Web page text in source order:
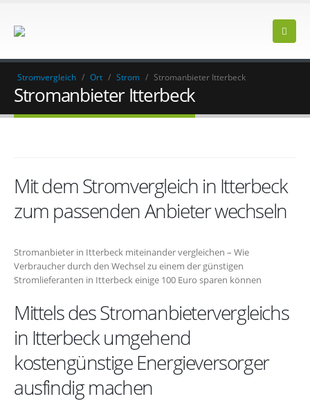
Stromvergleich / Ort / Strom / Stromanbieter Itterbeck
Stromanbieter Itterbeck
Mit dem Stromvergleich in Itterbeck
zum passenden Anbieter wechseln
Stromanbieter in Itterbeck miteinander vergleichen – Wie
Verbraucher durch den Wechsel zu einem der günstigen
Stromlieferanten in Itterbeck einige 100 Euro sparen können
Mittels des Stromanbietervergleichs
in Itterbeck umgehend
kostengünstige Energieversorger
ausfindig machen